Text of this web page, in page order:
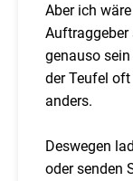
Aber ich
Auftraggeber
genauso
der Teufel
anders.
Deswegen
oder senden